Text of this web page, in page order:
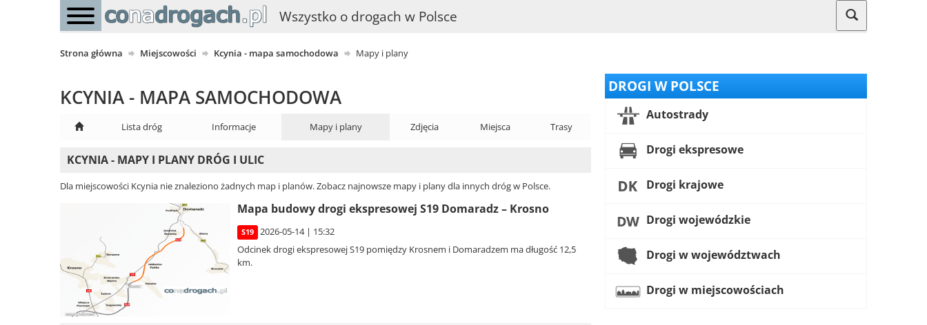
Wszystko o drogach w Polsce
Strona główna Miejscowości Kcynia - mapa samochodowa Mapy i plany
KCYNIA - MAPA SAMOCHODOWA
Lista dróg Informacje Mapy i plany Zdjęcia Miejsca Trasy
KCYNIA - MAPY I PLANY DRÓG I ULIC
Dla miejscowości Kcynia nie znaleziono żadnych map i planów. Zobacz najnowsze mapy i plany dla innych dróg w Polsce.
Mapa budowy drogi ekspresowej S19 Domaradz – Krosno
S19
2026-05-14 | 15:32
Odcinek drogi ekspresowej S19 pomiędzy Krosnem i Domaradzem ma długość 12,5
km.
DROGI W POLSCE
Autostrady
Drogi ekspresowe
Drogi krajowe
Drogi wojewódzkie
Drogi w województwach
Drogi w miejscowościach